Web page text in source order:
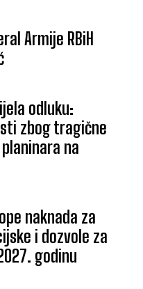
Armije RBiH
odluku:
zbog tragične
na
naknada za
i dozvole za
godinu